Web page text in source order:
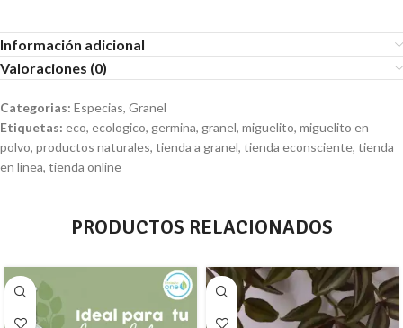
Información adicional
Valoraciones (0)
Categorias: Especias, Granel
Etiquetas: eco, ecologico, germina, granel, miguelito, miguelito en
polvo, productos naturales, tienda a granel, tienda econsciente, tienda
en linea, tienda online
PRODUCTOS RELACIONADOS